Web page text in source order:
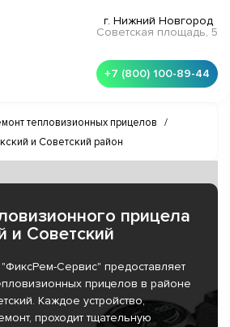
г. Нижний Новгород
Советская площадь, 5
+7 (800) 100-89-44
тепловизионных прицелов
/
и Советский район
прицела
и Советский
Сервис" предоставляет
прицелов в районе
Каждое устройство,
проходит тщательную